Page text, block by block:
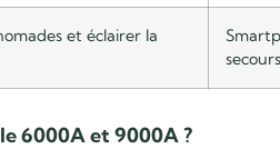
et éclairer la
6000A et 9000A ?